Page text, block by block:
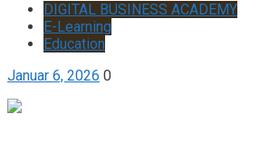
DIGITAL BUSINESS ACADEMY
E-Learning
Education
Januar 6, 2026 0